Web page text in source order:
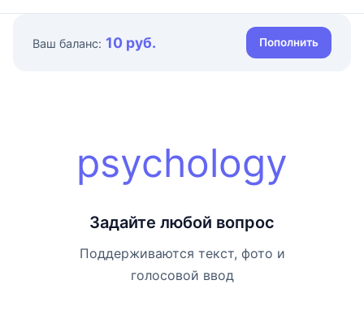
Ваш баланс: 10 руб. Пополнить
psychology
Задайте любой вопрос
Поддерживаются текст, фото и
голосовой ввод